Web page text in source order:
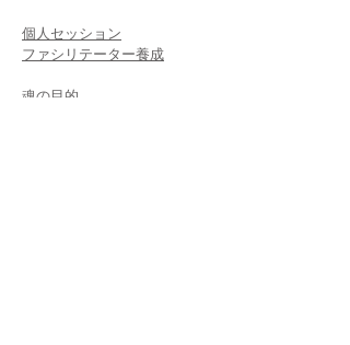
個人セッション​
ファシリテーター養成
魂の目的